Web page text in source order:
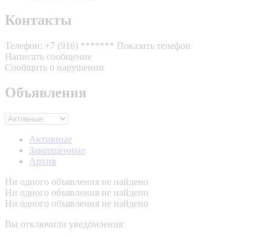
Контакты
Телефон: +7 (916) ******* Показать телефон
Написать сообщение
Сообщить о нарушении
Объявления
Активные
Завершенные
Архив
Ни одного объявления не найдено
Ни одного объявления не найдено
Ни одного объявления не найдено
Вы отключили уведомления